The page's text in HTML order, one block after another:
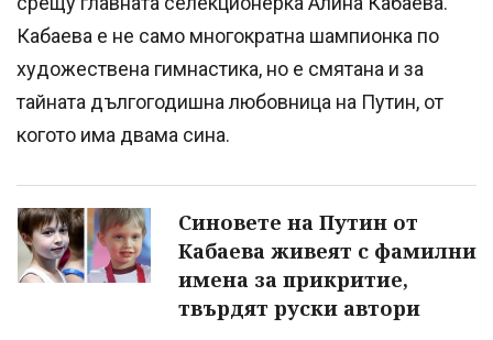
Кабаева е не само многократна шампионка по
художествена гимнастика, но е смятана и за
тайната дългогодишна любовница на Путин, от
когото има двама сина.
Синовете на Путин от
Кабаева живеят с фамилни
имена за прикритие,
твърдят руски автори